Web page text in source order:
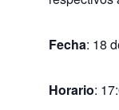
Fecha: 18
Horario: